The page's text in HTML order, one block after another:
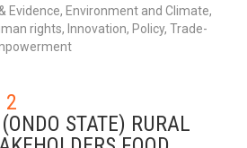
Evidence, Environment and Climate,
rights, Innovation, Policy, Trade-
2
STATE) RURAL